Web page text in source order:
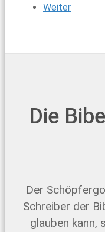
Weiter
Die
Der
Schreiber der
glauben kann,